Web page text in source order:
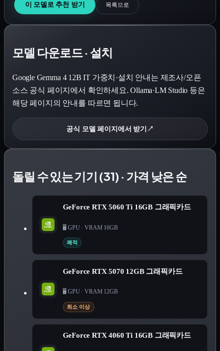
이 모델로 추천 받기 목록으로
모델 다운로드 · 설치
Google Gemma 4 12B IT가중치·설치 안내는 제조사/오픈
소스 공식 페이지에서 확인하세요. Ollama·LM Studio 등은
해당 페이지의 안내를 따르면 됩니다.
공식 모델 페이지에서 받기 ↗
돌릴 수 있는 기기 (31) · 가격 낮은 순
GeForce RTX 5060 Ti 16GB 그래픽카드
🖥️ GPU · VRAM 16GB
쾌적
GeForce RTX 5070 12GB 그래픽카드
🖥️ GPU · VRAM 12GB
최소 이상
GeForce RTX 4060 Ti 16GB 그래픽카드